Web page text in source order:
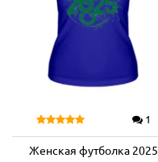
1
Женская футболка 2025